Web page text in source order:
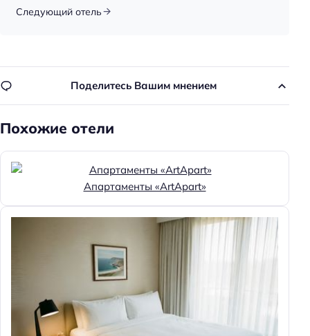
Доступность
Доступность помещения на инвалидной коляске:
Парковка
Парковка
Особенности
Веранда
Следующий отель
Поделитесь Вашим мнением
Похожие отели
Апартаменты «ArtApart»